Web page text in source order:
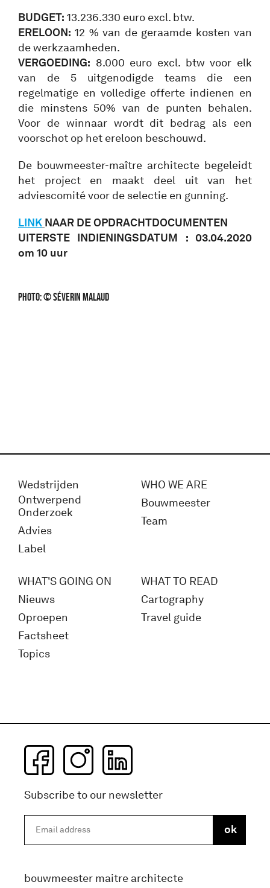
BUDGET: 13.236.330 euro excl. btw.
ERELOON: 12 % van de geraamde kosten van
de werkzaamheden.
VERGOEDING: 8.000 euro excl. btw voor elk
van de 5 uitgenodigde teams die een
regelmatige en volledige offerte indienen en
die minstens 50% van de punten behalen.
Voor de winnaar wordt dit bedrag als een
voorschot op het ereloon beschouwd.
De bouwmeester-maître architecte begeleidt
het project en maakt deel uit van het
adviescomité voor de selectie en gunning.
LINK NAAR DE OPDRACHTDOCUMENTEN
UITERSTE INDIENINGSDATUM : 03.04.2020
om 10 uur
Photo: © Séverin Malaud
Wedstrijden
Ontwerpend
Onderzoek
Advies
Label
WHO WE ARE
Bouwmeester
Team
WHAT'S GOING ON
Nieuws
Oproepen
Factsheet
Topics
WHAT TO READ
Cartography
Travel guide
Subscribe to our newsletter
bouwmeester maitre architecte